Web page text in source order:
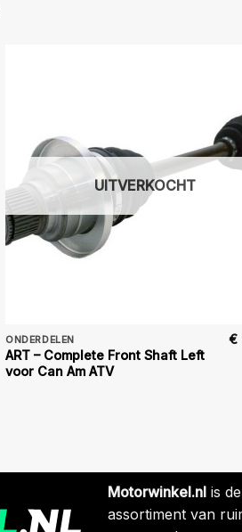
UITVERKOCHT
ONDERDELEN
ART – Complete Front Shaft Left
voor Can Am ATV
€
Motorwinkel.nl is
assortiment van